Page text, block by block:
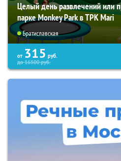
Целый день развлечений или
парке Monkey Park в ТРК Mari
Братиславская
от 315 руб.
до16500руб.